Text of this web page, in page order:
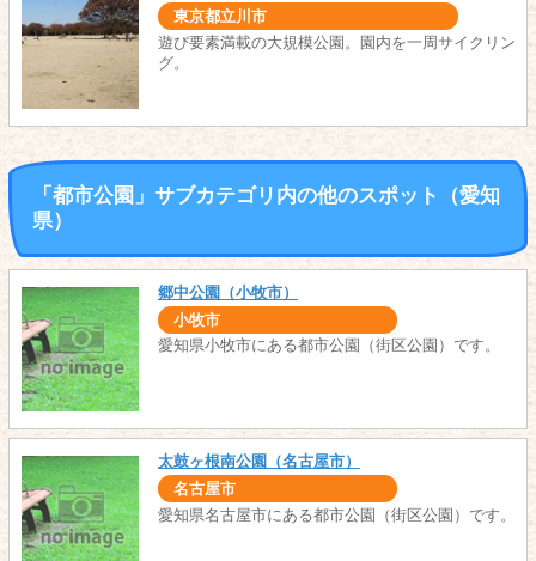
東京都立川市
遊び要素満載の大規模公園。園内を一周サイクリン
グ。
「都市公園」サブカテゴリ内の他のスポット（愛知
県）
郷中公園（小牧市）
小牧市
愛知県小牧市にある都市公園（街区公園）です。
太鼓ヶ根南公園（名古屋市）
名古屋市
愛知県名古屋市にある都市公園（街区公園）です。